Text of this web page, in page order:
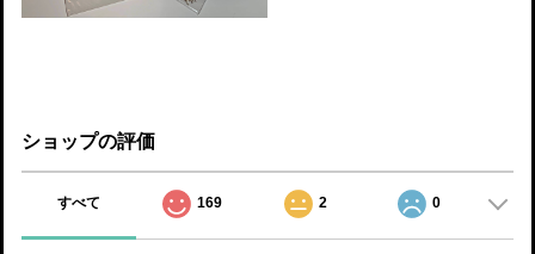
ショップの評価
すべて 169 2 0